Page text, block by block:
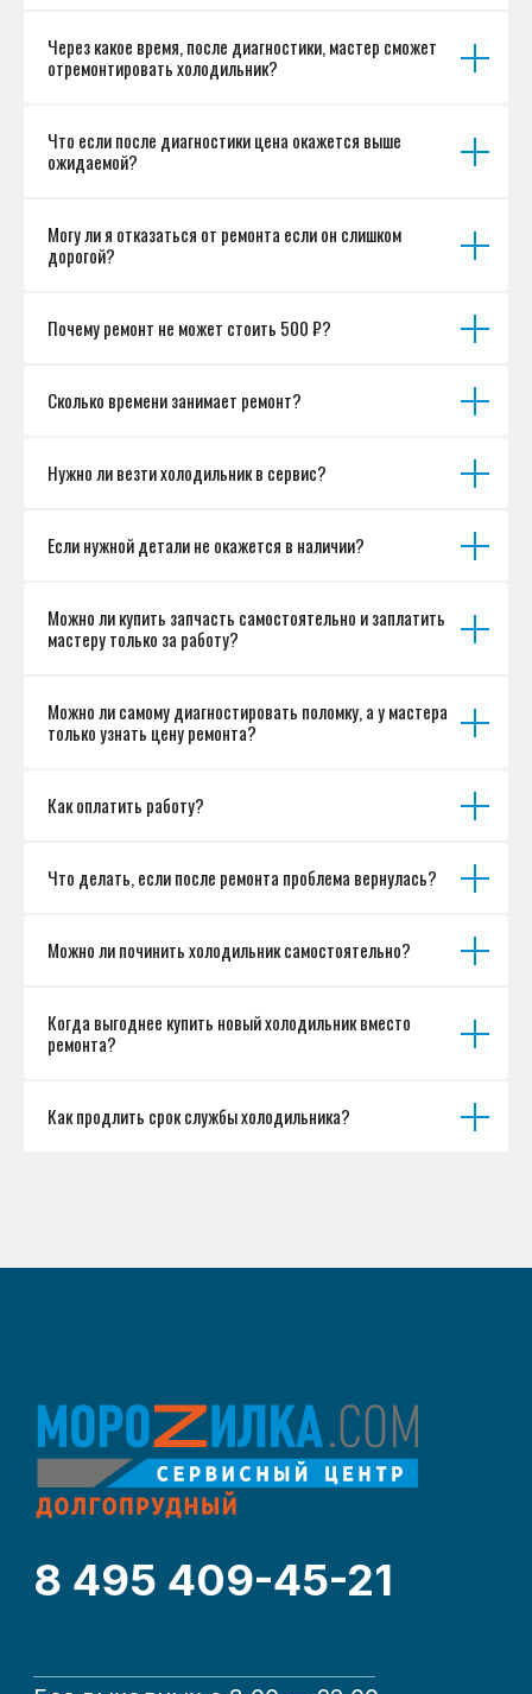
Через какое время, после диагностики, мастер сможет
отремонтировать холодильник?
Что если после диагностики цена окажется выше
ожидаемой?
Могу ли я отказаться от ремонта если он слишком
дорогой?
Почему ремонт не может стоить 500 ₽?
Сколько времени занимает ремонт?
Нужно ли везти холодильник в сервис?
Если нужной детали не окажется в наличии?
Можно ли купить запчасть самостоятельно и заплатить
мастеру только за работу?
Можно ли самому диагностировать поломку, а у мастера
только узнать цену ремонта?
Как оплатить работу?
Что делать, если после ремонта проблема вернулась?
Можно ли починить холодильник самостоятельно?
Когда выгоднее купить новый холодильник вместо
ремонта?
Как продлить срок службы холодильника?